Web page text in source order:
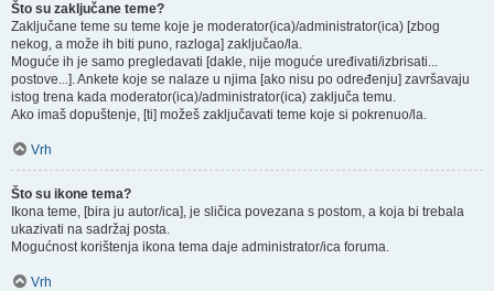
Što su zaključane teme?
Zaključane teme su teme koje je moderator(ica)/administrator(ica) [zbog
nekog, a može ih biti puno, razloga] zaključao/la.
Moguće ih je samo pregledavati [dakle, nije moguće uređivati/izbrisati...
postove...]. Ankete koje se nalaze u njima [ako nisu po određenju] završavaju
istog trena kada moderator(ica)/administrator(ica) zaključa temu.
Ako imaš dopuštenje, [ti] možeš zaključavati teme koje si pokrenuo/la.
Vrh
Što su ikone tema?
Ikona teme, [bira ju autor/ica], je sličica povezana s postom, a koja bi trebala
ukazivati na sadržaj posta.
Mogućnost korištenja ikona tema daje administrator/ica foruma.
Vrh